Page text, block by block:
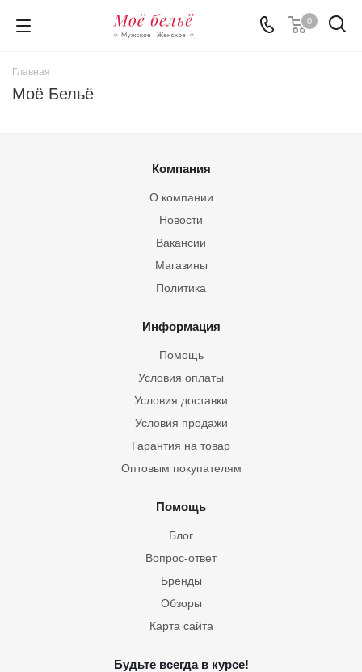
0
Главная
Моё Бельё
Компания
О компании
Новости
Вакансии
Магазины
Политика
Информация
Помощь
Условия оплаты
Условия доставки
Условия продажи
Гарантия на товар
Оптовым покупателям
Помощь
Блог
Вопрос-ответ
Бренды
Обзоры
Карта сайта
Будьте всегда в курсе!